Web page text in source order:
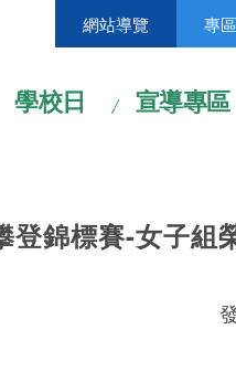
網站導覽 專
學校日 宣導專區
登錦標賽-女子組